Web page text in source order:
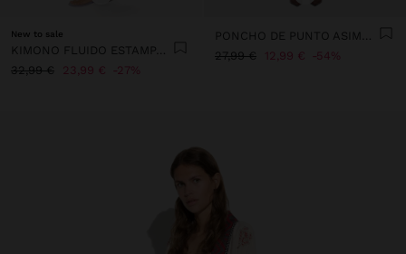
New to sale
KIMONO FLUIDO ESTAMPADO
32,99 € 23,99 € 27%
PONCHO DE PUNTO ASIMÉTRICO
27,99 € 12,99 € 54%